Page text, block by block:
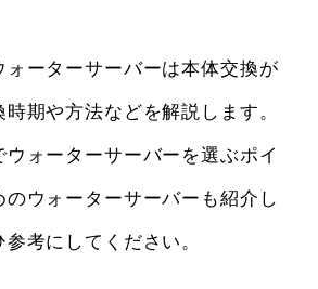
ォーターサーバーは本体交換が
期や方法などを解説します。
ウォーターサーバーを選ぶポイ
のウォーターサーバーも紹介し
考にしてください。